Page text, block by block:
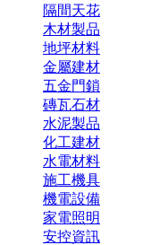
隔間天花
木材製品
地坪材料
金屬建材
五金門鎖
磚瓦石材
水泥製品
化工建材
水電材料
施工機具
機電設備
家電照明
安控資訊